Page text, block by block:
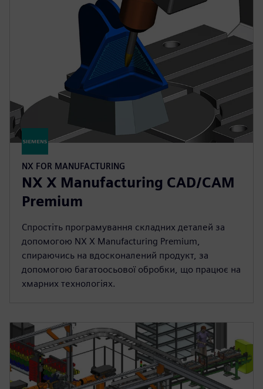
NX FOR MANUFACTURING
NX X Manufacturing CAD/CAM
Premium
Спростіть програмування складних деталей за
допомогою NX X Manufacturing Premium,
спираючись на вдосконалений продукт, за
допомогою багатоосьової обробки, що працює на
хмарних технологіях.